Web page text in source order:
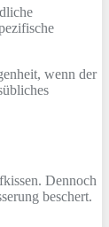
wenn der
Dennoch
beschert.